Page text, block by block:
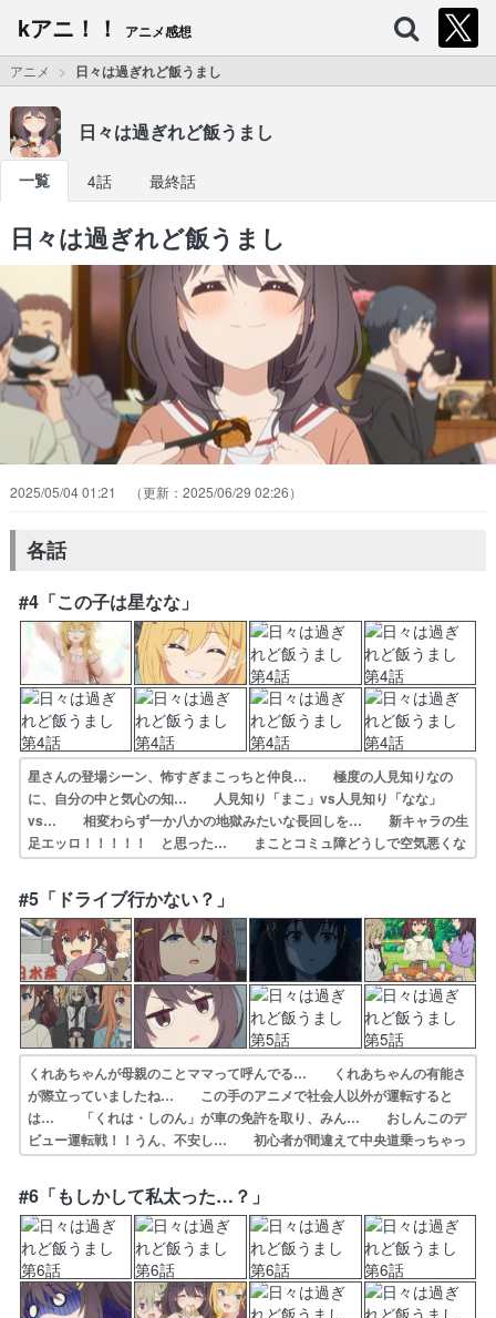
kアニ！！ アニメ感想
アニメ 日々は過ぎれど飯うまし
日々は過ぎれど飯うまし
一覧 4話 最終話
日々は過ぎれど飯うまし
2025/05/04 01:21 2025/06/29 02:26
各話
#4「この子は星なな」
星さんの登場シーン、怖すぎまこっちと仲良… 極度の人見知りなの
に、自分の中と気心の知… 人見知り「まこ」vs人見知り「なな」
vs… 相変わらず一か八かの地獄みたいな長回しを… 新キャラの生
足エッロ！！！！！ と思った… まことコミュ障どうしで空気悪くな
ってたと… つつじちゃんのぶどうジュース、よく見たら… 金髪の
ギャルでサークルに馴染むのか？って… 明らかにコミュ力おばけのよ
うに見えるなな… 4人での物語と思いきや主要人物は5人だっ…
#5「ドライブ行かない？」
くれあちゃんが母親のことママって呼んでる… くれあちゃんの有能さ
が際立っていましたね… この手のアニメで社会人以外が運転すると
は… 「くれは・しのん」が車の免許を取り、みん… おしんこのデ
ビュー運転戦！！うん、不安し… 初心者が間違えて中央道乗っちゃっ
た！で微… 免許取得とﾄﾞﾗｲﾌﾞの話で大学時代の自… お調子者のし
のん・マイペースのつつじ・引… 友達とドライブ行って食べ歩きし
て、そして… おしんこが結果発表後に静かに去っていくの…
#6「もしかして私太った…？」